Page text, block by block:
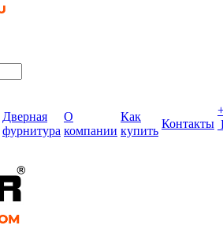
Дверная
фурнитура
О
компании
Как
купить
Контакты